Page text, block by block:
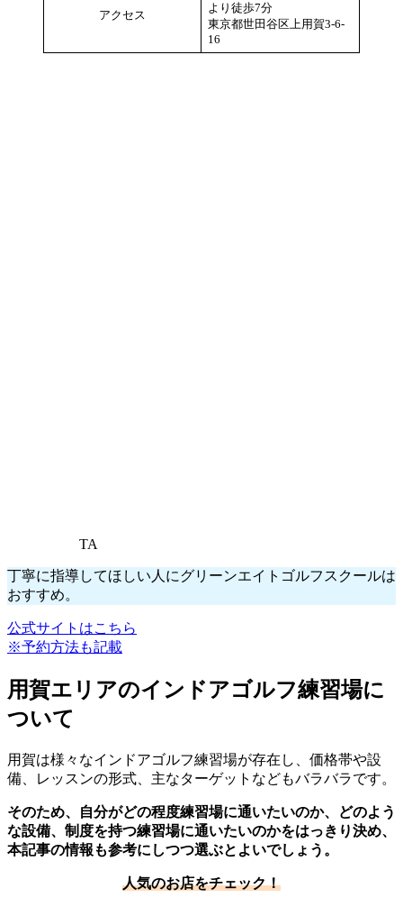
アクセス
より徒歩7分
東京都世田谷区上用賀3-6-
16
TA
丁寧に指導してほしい人にグリーンエイトゴルフスクールは
おすすめ。
公式サイトはこちら
※予約方法も記載
用賀エリアのインドアゴルフ練習場に
ついて
用賀は様々なインドアゴルフ練習場が存在し、価格帯や設
備、レッスンの形式、主なターゲットなどもバラバラです。
そのため、自分がどの程度練習場に通いたいのか、どのよう
な設備、制度を持つ練習場に通いたいのかをはっきり決め、
本記事の情報も参考にしつつ選ぶとよいでしょう。
人気のお店をチェック！